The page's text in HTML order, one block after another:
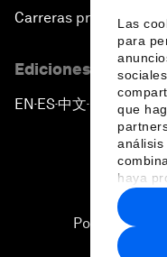
Las
para
que
análisis
haya
hecho
Carreras profesionales
Ediciones en otros
EN ▪ ES▪中文▪ 日本語
Política de